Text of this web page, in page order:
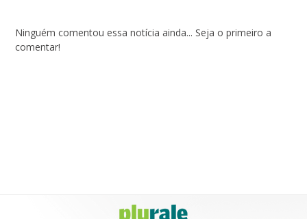
Ninguém comentou essa notícia ainda... Seja o primeiro a
comentar!